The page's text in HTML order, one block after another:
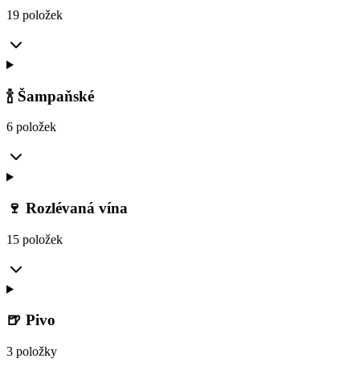
19 položek
🍾 Šampaňské
6 položek
🍷 Rozlévaná vína
15 položek
🍺 Pivo
3 položky